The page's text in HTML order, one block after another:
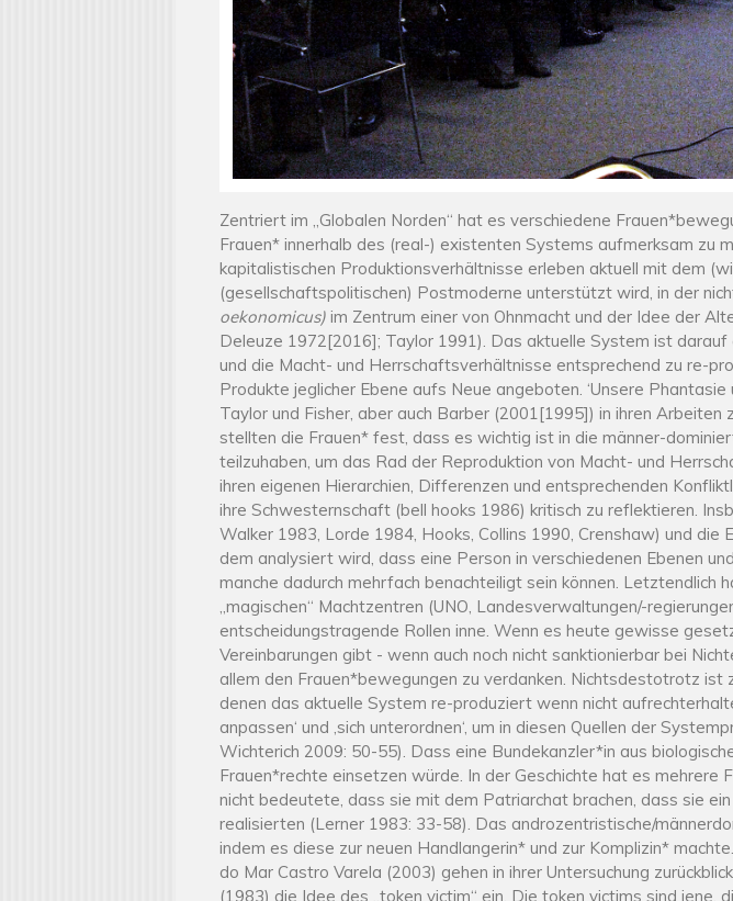
Zentriert im „Globalen Norden“ hat es verschiedene
Frauen* innerhalb des (real-) existenten Systems aufmerksam zu
kapitalistischen Produktionsverhältnisse erleben aktuell mit dem
(gesellschaftspolitischen) Postmoderne unterstützt wird, in der
oekonomicus) im Zentrum einer von Ohnmacht und der Idee der
Deleuze 1972[2016]; Taylor 1991). Das aktuelle System ist
und die Macht- und Herrschaftsverhältnisse entsprechend zu re-
Produkte jeglicher Ebene aufs Neue angeboten. ‘Unsere
Taylor und Fisher, aber auch Barber (2001[1995]) in ihren
stellten die Frauen* fest, dass es wichtig ist in die männer-
teilzuhaben, um das Rad der Reproduktion von Macht- und
ihren eigenen Hierarchien, Differenzen und entsprechenden
ihre Schwesternschaft (bell hooks 1986) kritisch zu reflektieren.
Walker 1983, Lorde 1984, Hooks, Collins 1990, Crenshaw) und die
dem analysiert wird, dass eine Person in verschiedenen Ebenen
manche dadurch mehrfach benachteiligt sein können.
„magischen“ Machtzentren (UNO, Landesverwaltungen/-
entscheidungstragende Rollen inne. Wenn es heute gewisse
Vereinbarungen gibt - wenn auch noch nicht sanktionierbar bei
allem den Frauen*bewegungen zu verdanken. Nichtsdestotrotz ist
denen das aktuelle System re-produziert wenn nicht
anpassen‘ und ‚sich unterordnen‘, um in diesen Quellen der
Wichterich 2009: 50-55). Dass eine Bundekanzler*in aus
Frauen*rechte einsetzen würde. In der Geschichte hat es
nicht bedeutete, dass sie mit dem Patriarchat brachen, dass sie
realisierten (Lerner 1983: 33-58). Das androzentristische/
indem es diese zur neuen Handlangerin* und zur Komplizin*
do Mar Castro Varela (2003) gehen in ihrer Untersuchung
(1983) die Idee des „token victim“ ein. Die token victims sind